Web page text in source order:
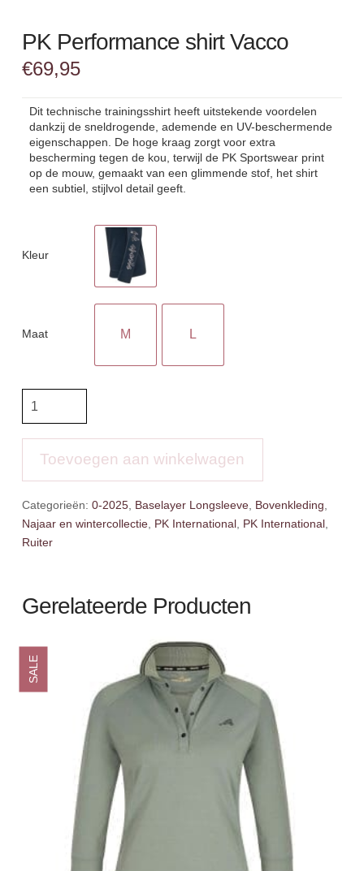
PK Performance shirt Vacco
€69,95
Dit technische trainingsshirt heeft uitstekende voordelen
dankzij de sneldrogende, ademende en UV-beschermende
eigenschappen. De hoge kraag zorgt voor extra
bescherming tegen de kou, terwijl de PK Sportswear print
op de mouw, gemaakt van een glimmende stof, het shirt
een subtiel, stijlvol detail geeft.
Kleur
Maat M L
VaccoToevoegen aan winkelwagen
Categorieën: 0-2025, Baselayer Longsleeve, Bovenkleding
Najaar en wintercollectie, PK International, PK International,
Ruiter
Gerelateerde Producten
SALE